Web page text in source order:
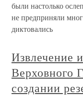
были настолько
не предприняли
диктовались
Извлечение
Верховного
создании